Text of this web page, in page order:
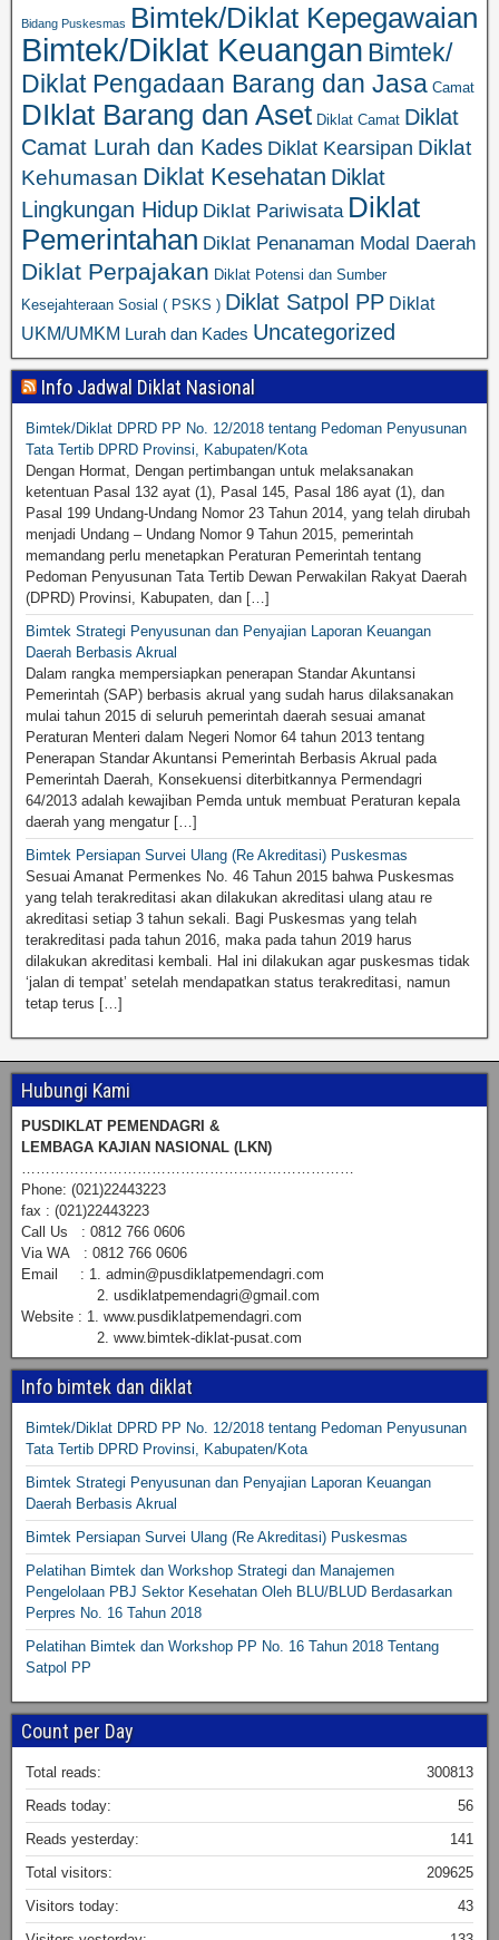
Bidang Puskesmas Bimtek/Diklat Kepegawaian
Bimtek/Diklat Keuangan Bimtek/
Diklat Pengadaan Barang dan Jasa Camat
DIklat Barang dan Aset Diklat Camat Diklat
Camat Lurah dan Kades Diklat Kearsipan Diklat
Kehumasan Diklat Kesehatan Diklat
Lingkungan Hidup Diklat Pariwisata Diklat
Pemerintahan Diklat Penanaman Modal Daerah
Diklat Perpajakan Diklat Potensi dan Sumber
Kesejahteraan Sosial ( PSKS ) Diklat Satpol PP Diklat
UKM/UMKM Lurah dan Kades Uncategorized
Info Jadwal Diklat Nasional
Bimtek/Diklat DPRD PP No. 12/2018 tentang Pedoman Penyusunan
Tata Tertib DPRD Provinsi, Kabupaten/Kota
Dengan Hormat, Dengan pertimbangan untuk melaksanakan
ketentuan Pasal 132 ayat (1), Pasal 145, Pasal 186 ayat (1), dan
Pasal 199 Undang-Undang Nomor 23 Tahun 2014, yang telah dirubah
menjadi Undang – Undang Nomor 9 Tahun 2015, pemerintah
memandang perlu menetapkan Peraturan Pemerintah tentang
Pedoman Penyusunan Tata Tertib Dewan Perwakilan Rakyat Daerah
(DPRD) Provinsi, Kabupaten, dan […]
Bimtek Strategi Penyusunan dan Penyajian Laporan Keuangan
Daerah Berbasis Akrual
Dalam rangka mempersiapkan penerapan Standar Akuntansi
Pemerintah (SAP) berbasis akrual yang sudah harus dilaksanakan
mulai tahun 2015 di seluruh pemerintah daerah sesuai amanat
Peraturan Menteri dalam Negeri Nomor 64 tahun 2013 tentang
Penerapan Standar Akuntansi Pemerintah Berbasis Akrual pada
Pemerintah Daerah, Konsekuensi diterbitkannya Permendagri
64/2013 adalah kewajiban Pemda untuk membuat Peraturan kepala
daerah yang mengatur […]
Bimtek Persiapan Survei Ulang (Re Akreditasi) Puskesmas
Sesuai Amanat Permenkes No. 46 Tahun 2015 bahwa Puskesmas
yang telah terakreditasi akan dilakukan akreditasi ulang atau re
akreditasi setiap 3 tahun sekali. Bagi Puskesmas yang telah
terakreditasi pada tahun 2016, maka pada tahun 2019 harus
dilakukan akreditasi kembali. Hal ini dilakukan agar puskesmas tidak
‘jalan di tempat’ setelah mendapatkan status terakreditasi, namun
tetap terus […]
Hubungi Kami
PUSDIKLAT PEMENDAGRI &
LEMBAGA KAJIAN NASIONAL (LKN)
Phone: (021)22443223
fax : (021)22443223
Call Us : 0812 766 0606
Via WA : 0812 766 0606
Email : 1. admin@pusdiklatpemendagri.com
2. usdiklatpemendagri@gmail.com
Website : 1. www.pusdiklatpemendagri.com
2. www.bimtek-diklat-pusat.com
Info bimtek dan diklat
Bimtek/Diklat DPRD PP No. 12/2018 tentang Pedoman Penyusunan
Tata Tertib DPRD Provinsi, Kabupaten/Kota
Bimtek Strategi Penyusunan dan Penyajian Laporan Keuangan
Daerah Berbasis Akrual
Bimtek Persiapan Survei Ulang (Re Akreditasi) Puskesmas
Pelatihan Bimtek dan Workshop Strategi dan Manajemen
Pengelolaan PBJ Sektor Kesehatan Oleh BLU/BLUD Berdasarkan
Perpres No. 16 Tahun 2018
Pelatihan Bimtek dan Workshop PP No. 16 Tahun 2018 Tentang
Satpol PP
Count per Day
300813
Total reads:
56
Reads today:
141
Reads yesterday:
209625
Total visitors:
43
Visitors today: